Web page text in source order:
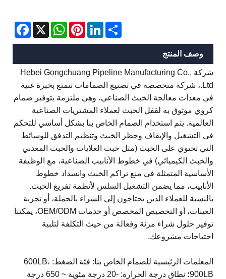
X
WhatsAppPinterestLinkedInShare
وصف المنتج
شركة Hebei Gongchuang Pipeline Manufacturing Co.,
Ltd.، شركة متخصصة في تصنيع الصمامات تتمتع بخبرة غنية
في معدات معالجة الخبث الصناعي، وهي ملتزمة بتوفير صمام
كروي موثوق به لقفل الخبث لعملاء المشتريات الصناعية
العالمية. يتم استخدام الصمام الخاص بنا بشكل أساسي للتحكم
في التشغيل والإيقاف وحظر الخبث وتنظيم التدفق للوسائط
التي تحتوي على الخبث (مثل خبث الغلايات والخبث المعدني
والخبث الكيميائي) في خطوط الأنابيب الصناعية، مع الوظيفة
الأساسية المتمثلة في منع تراكم الخبث وانسداد خطوط
الأنابيب، مما يضمن التشغيل السلس لأنظمة تفريغ الخبث.
بالنسبة للعملاء الذين يحتاجون إلى الشراء بالجملة، أو تجربة
العينات، أو التخصيص المخصص أو خدمات OEM/ODM، يمكننا
توفير حلول شراء مرنة وفعالة من حيث التكلفة لتلبية
احتياجات مشروعك.
المعلمات الرئيسية للصمام الخاص بنا: فئة الضغط: 600LB،
900LB؛ نطاق درجة الحرارة: -20 درجة مئوية ~ 650 درجة